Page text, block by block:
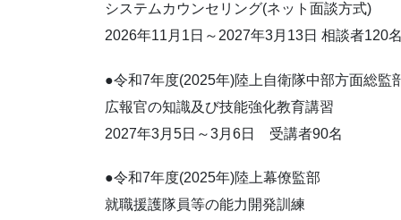
システムカウンセリング(ネット面談方式)
2026年11月1日～2027年3月13日 相談者120
●令和7年度(2025年)陸上自衛隊中部方面総監
広報官の知識及び技能強化教育講習
2027年3月5日～3月6日 受講者90名
●令和7年度(2025年)陸上幕僚監部
就職援護隊員等の能力開発訓練